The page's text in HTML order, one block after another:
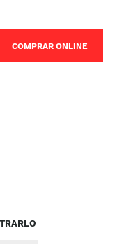
COMPRAR ONLINE